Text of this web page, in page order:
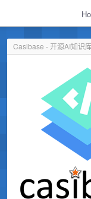
Casibase - 开源AI知识